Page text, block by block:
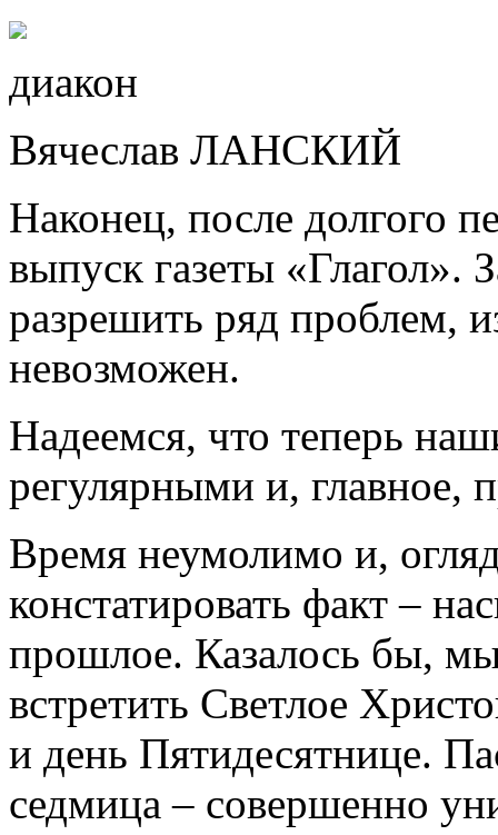
диакон
Вячеслав ЛАНСКИЙ
Наконец, после долгого
выпуск газеты «Глагол».
разрешить ряд проблем,
невозможен.
Надеемся, что теперь
регулярными и, главное,
Время неумолимо и,
констатировать факт –
прошлое. Казалось бы,
встретить Светлое
и день Пятидесятнице.
седмица – совершенно